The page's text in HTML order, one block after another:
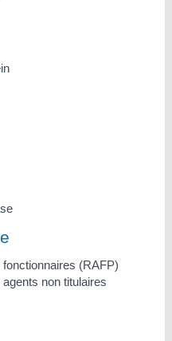
(RAFP)
non titulaires